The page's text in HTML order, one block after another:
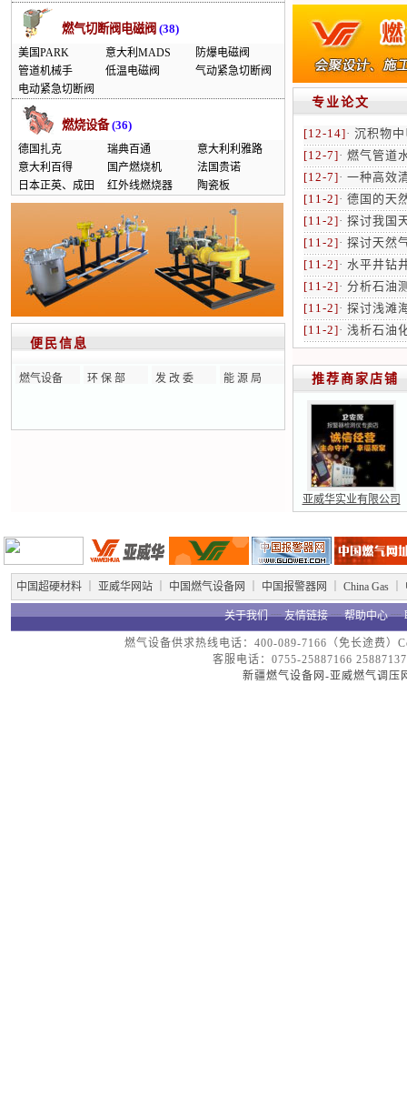
燃气切断阀电磁阀 (38)
美国PARK 意大利MADS
防爆电磁阀
管道机械手
低温电磁阀
气动紧急切断阀
电动紧急切断阀
燃烧设备(36)
德国扎克 瑞典百通
意大利利雅路
意大利百得
国产燃烧机
法国贵诺
日本正英、成田
红外线燃烧器 陶瓷板
便民信息
燃气设备 环 保 部 发 改 委 能 源 局
专业论文
[12-14]· 沉积物
[12-7]· 燃气管道
[12-7]· 一种高效
[11-2]· 德国的天
[11-2]· 探讨我国
[11-2]· 探讨天然
[11-2]· 水平井钻
[11-2]· 分析石油
[11-2]· 探讨浅滩
[11-2]· 浅析石油
推荐商家店铺
亚威华实业有限公司
中国超硬材料 亚威华网站 中国燃气设备网 中国报警器网 China Gas
关于我们┈友情链接┈帮助中心┈
燃气设备供求热线电话：400-089-7166（免长途费
客服电话：0755-25887166
新疆燃气设备网-亚威燃气调压